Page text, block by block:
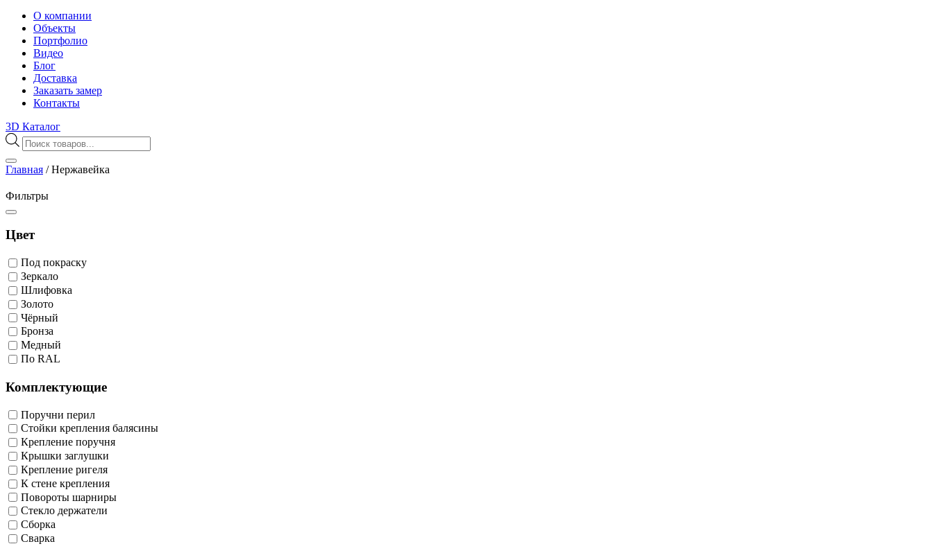
О компании
Объекты
Портфолио
Видео
Блог
Доставка
Заказать замер
Контакты
3D Каталог
Поиск
товаров
Главная /Нержавейка
Фильтры
Цвет
Под покраску
Зеркало
Шлифовка
Золото
Чёрный
Бронза
Медный
По RAL
Комплектующие
Поручни перил
Стойки крепления балясины
Крепление поручня
Крышки заглушки
Крепление ригеля
К стене крепления
Повороты шарниры
Стекло держатели
Сборка
Сварка